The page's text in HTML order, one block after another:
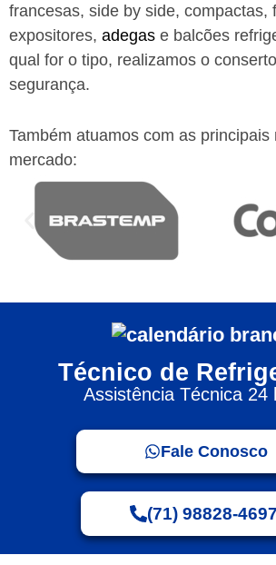
francesas, side by side, compactas,
expositores, adegas e balcões
qual for o tipo, realizamos o
segurança.
Também atuamos com as principais
mercado:
Técnico de
Assistência Técnica 24
Fale Conosco
(71) 98828-4697